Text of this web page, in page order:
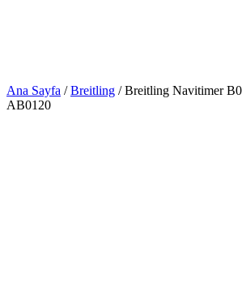
Ana Sayfa /Breitling / Breitling Navitimer
AB0120